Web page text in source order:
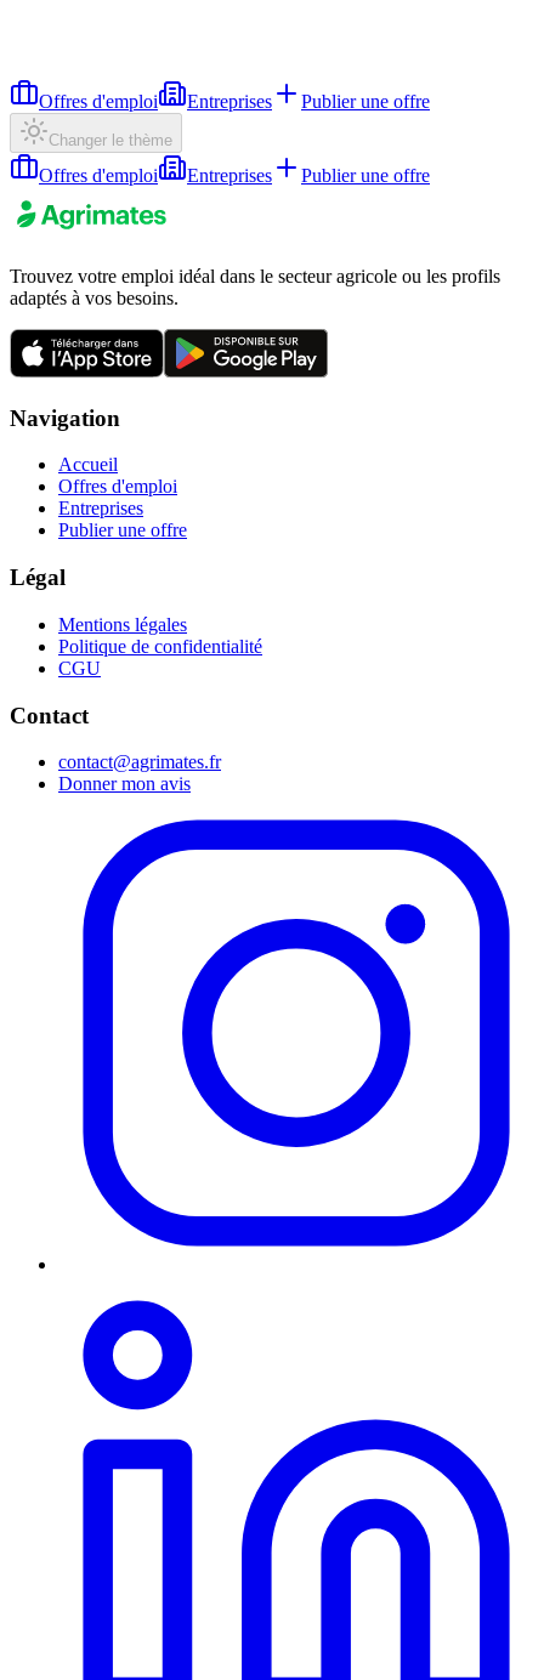
Offres d'emploi Entreprises Publier une offre
Changer le thème
Offres d'emploi Entreprises Publier une offre
Trouvez votre emploi idéal dans le secteur agricole ou les profils
adaptés à vos besoins.
Navigation
Accueil
Offres d'emploi
Entreprises
Publier une offre
Légal
Mentions légales
Politique de confidentialité
CGU
Contact
contact@agrimates.fr
Donner mon avis